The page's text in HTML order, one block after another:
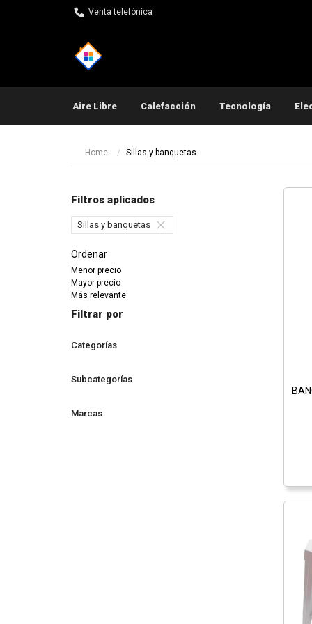
Venta telefónica
Aire Libre Calefacción Tecnología
Home Sillas y banquetas
Filtros aplicados
Sillas y banquetas
Ordenar
Menor precio
Mayor precio
Más relevante
Filtrar por
Categorías
Subcategorías
Marcas